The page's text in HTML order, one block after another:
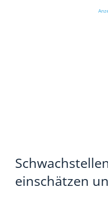
einschätzen